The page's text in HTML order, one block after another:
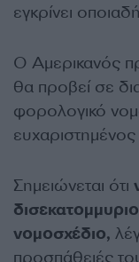
εγκρίνει
Ο Αμερικανός
θα προβεί σε
φορολογικό
Σημειώνεται ότι
νομοσχέδιο,
προσπάθειές